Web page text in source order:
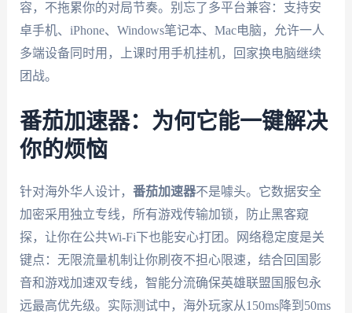
容，不拖累你的对局节奏。别忘了多平台兼容：支持安
卓手机、iPhone、Windows笔记本、Mac电脑，允许一人
多端设备同时用，上课时用手机挂机，回家换电脑继续
团战。
番茄加速器：为何它能一键解决
你的烦恼
针对海外华人设计， 番茄加速器不是噱头。它数据安全
加密采用独立专线，所有游戏传输加锁，防止黑客窥
探，让你在公共Wi-Fi下也能安心打团。网络稳定度是关
键点：无限流量机制让你刷夜不担心限速，结合回国影
音和游戏加速双专线，智能分流确保英雄联盟国服包永
远最高优先级。实际测试中，海外玩家从150ms降到50ms